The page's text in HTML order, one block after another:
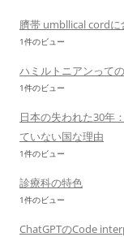
臍帯 umbllical cordに
1件のビュー
ハミルトニアンって
1件のビュー
日本の失われた30年
ていない国な理由
1件のビュー
診療科の特色
1件のビュー
ChatGPTのCode